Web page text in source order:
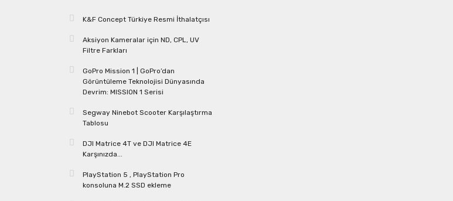
K&F Concept Türkiye Resmi İthalatçısı
Aksiyon Kameralar için ND, CPL, UV
Filtre Farkları
GoPro Mission 1 | GoPro’dan
Görüntüleme Teknolojisi Dünyasında
Devrim: MISSION 1 Serisi
Segway Ninebot Scooter Karşılaştırma
Tablosu
DJI Matrice 4T ve DJI Matrice 4E
Karşınızda...
PlayStation 5 , PlayStation Pro
konsoluna M.2 SSD ekleme